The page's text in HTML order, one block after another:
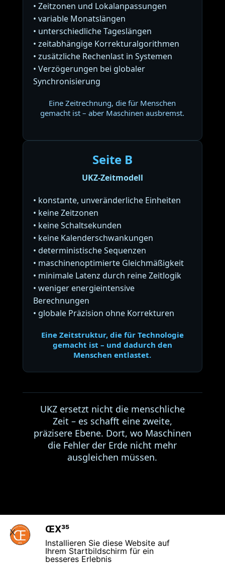
• Zeitzonen und Lokalanpassungen
• variable Monatslängen
• unterschiedliche Tageslängen
• zeitabhängige Korrekturalgorithmen
• zusätzliche Rechenlast in Systemen
• Verzögerungen bei globaler
Synchronisierung
Eine Zeitrechnung, die für Menschen
gemacht ist – aber Maschinen ausbremst.
Seite B
UKZ-Zeitmodell
• konstante, unveränderliche Einheiten
• keine Zeitzonen
• keine Schaltsekunden
• keine Kalenderschwankungen
• deterministische Sequenzen
• maschinenoptimierte Gleichmäßigkeit
• minimale Latenz durch reine Zeitlogik
• weniger energieintensive
Berechnungen
• globale Präzision ohne Korrekturen
Eine Zeitstruktur, die für Technologie
gemacht ist – und dadurch den
Menschen entlastet.
UKZ ersetzt nicht die menschliche
Zeit – es schafft eine zweite,
präzisere Ebene. Dort, wo Maschinen
die Fehler der Erde nicht mehr
ausgleichen müssen.
ŒX³⁵
Installieren Sie diese Website auf
Ihrem Startbildschirm für ein
besseres Erlebnis
X